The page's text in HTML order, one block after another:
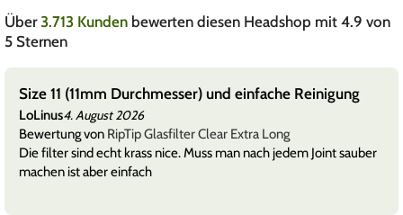
Über3.713 Kunden bewerten diesen Headshop mit 4.9 von
5 Sternen
Size 11 (11mm Durchmesser) und einfache Reinigung
LoLinus4. August 2026
Bewertung von RipTip Glasfilter Clear Extra Long
Die filter sind echt krass nice. Muss man nach jedem Joint sauber
machen ist aber einfach